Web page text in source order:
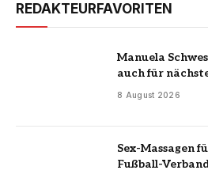
REDAKTEURFAVORITEN
Manuela
auch für
8 August 2026
Sex-Massagen
Fußball-